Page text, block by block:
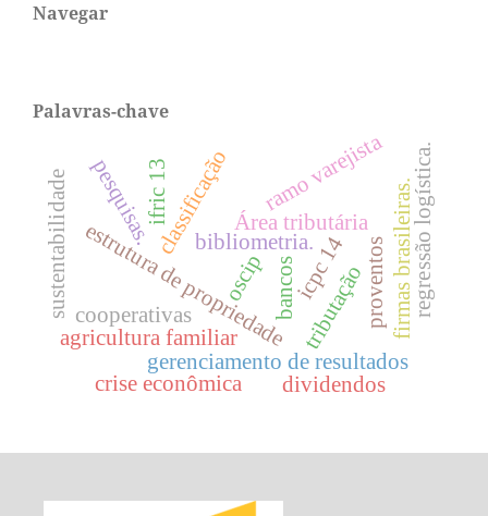
Navegar
Palavras-chave
classificaçãoÁrea tributária
tributação
gerenciamento de resultados
estrutura de propriedade firmas brasileiras.
agricultura familiar
bibliometria.
bancos
crise econômica
pesquisas.
oscip
sustentabilidade ramo varejista
ifric 13
icpc 14
cooperativas
dividendos
proventos regressão logística.